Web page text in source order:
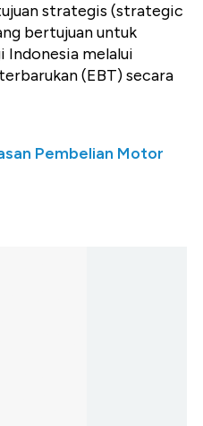
strategis (strategic
bertujuan untuk
melalui
(EBT) secara
Pembelian Motor